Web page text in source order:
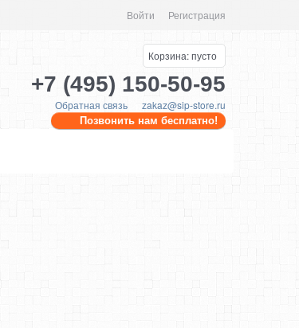
Войти Регистрация
Корзина:пусто
+7 (495) 150-50-95
Обратная связь zakaz@sip-store.ru
Позвонить нам бесплатно!